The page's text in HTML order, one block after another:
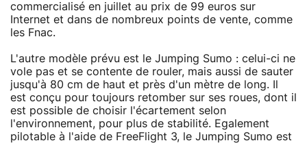
commercialisé en juillet au prix de 99 euros sur
Internet et dans de nombreux points de vente, comme
les Fnac.
L'autre modèle prévu est le Jumping Sumo : celui-ci ne
vole pas et se contente de rouler, mais aussi de sauter
jusqu'à 80 cm de haut et près d'un mètre de long. Il
est conçu pour toujours retomber sur ses roues, dont il
est possible de choisir l'écartement selon
l'environnement, pour plus de stabilité. Egalement
pilotable à l'aide de FreeFlight 3, le Jumping Sumo est